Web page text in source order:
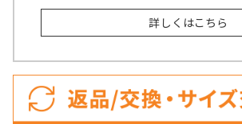
詳しくはこちら